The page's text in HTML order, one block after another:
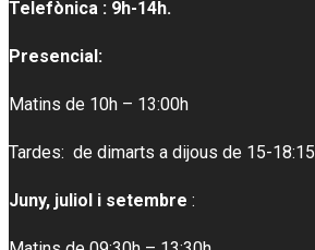
Telefònica : 9h-14h.
Presencial:
Matins de 10h – 13:00h
Tardes: de dimarts a dijous de 15-18:15
Juny, juliol i setembre :